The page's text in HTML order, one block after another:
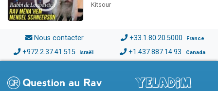
Kitsour
Nous contacter +33.1.80.20.5000 France
+972.2.37.41.515 Israël +1.437.887.14.93 Canada